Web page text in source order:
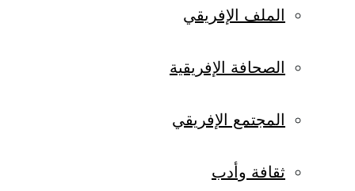
الملف الإفريقي
الصحافة الإفريقية
المجتمع الإفريقي
ثقافة وأدب